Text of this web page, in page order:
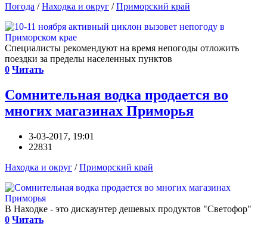
Погода /Находка и округ /Приморский край
Специалисты рекомендуют на время непогоды отложить
поездки за пределы населенных пунктов
0 Читать
Сомнительная водка продается во
многих магазинах Приморья
3-03-2017, 19:01
22831
Находка и округ /Приморский край
В Находке - это дискаунтер дешевых продуктов "Светофор"
0 Читать